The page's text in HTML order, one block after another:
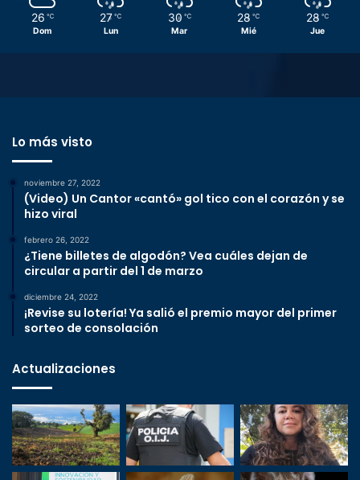
26 ℃
Dom
27 ℃
Lun
30 ℃
Mar
28 ℃
Mié
28 ℃
Jue
Lo más visto
noviembre 27, 2022
(Video) Un Cantor «cantó» gol tico con el corazón y se
hizo viral
febrero 26, 2022
¿Tiene billetes de algodón? Vea cuáles dejan de
circular a partir del 1 de marzo
diciembre 24, 2022
¡Revise su lotería! Ya salió el premio mayor del primer
sorteo de consolación
Actualizaciones